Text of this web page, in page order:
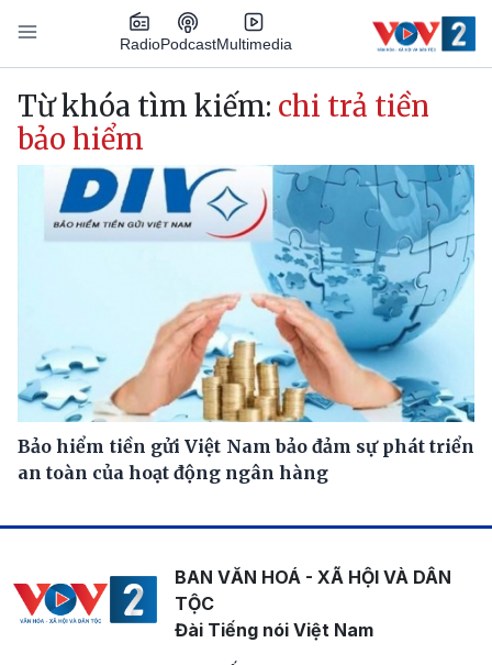
Nhảy đến nội dung
RadioPodcastMultimedia
Main navigation
Từ khóa tìm kiếm: chi trả tiền
bảo hiểm
Bảo hiểm tiền gửi Việt Nam bảo đảm sự phát triển
an toàn của hoạt động ngân hàng
BAN VĂN HOÁ - XÃ HỘI VÀ DÂN
TỘC
Đài Tiếng nói Việt Nam